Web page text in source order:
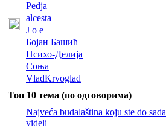
Pedja
alcesta
J o e
Бојан Башић
Психо-Делија
Соња
VladKrvoglad
Топ 10 тема (по одговорима)
Najveća budalaština koju ste do sada
videli